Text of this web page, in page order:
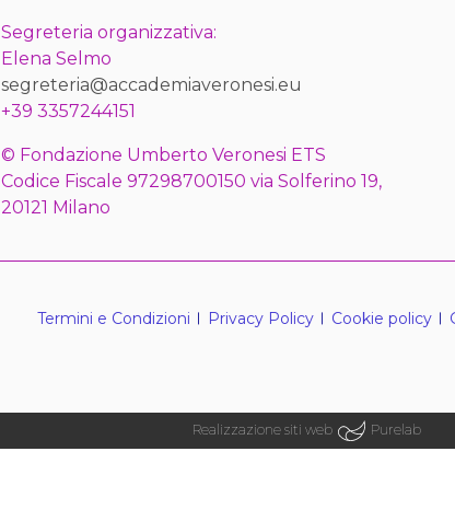
Segreteria organizzativa:
Elena Selmo
segreteria@accademiaveronesi.eu
+39 3357244151
© Fondazione Umberto Veronesi ETS
Codice Fiscale 97298700150 via Solferino 19,
20121 Milano
Termini e Condizioni Privacy Policy Cookie policy
Realizzazione siti web Purelab